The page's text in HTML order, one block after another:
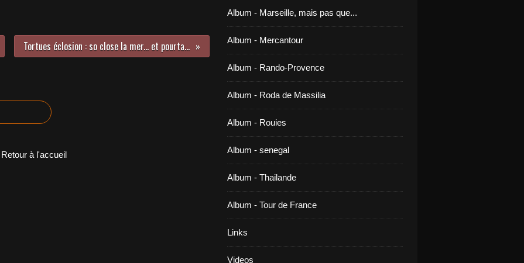
Tortues éclosion : so close la mer... et pourtant si loin
Retour à l'accueil
Album - Marseille, mais pas que...
Album - Mercantour
Album - Rando-Provence
Album - Roda de Massilia
Album - Rouies
Album - senegal
Album - Thailande
Album - Tour de France
Links
Videos